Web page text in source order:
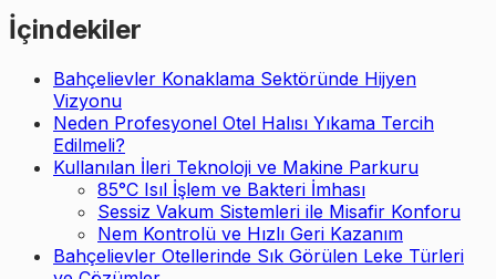
İçindekiler
Bahçelievler Konaklama Sektöründe Hijyen
Vizyonu
Neden Profesyonel Otel Halısı Yıkama Tercih
Edilmeli?
Kullanılan İleri Teknoloji ve Makine Parkuru
85°C Isıl İşlem ve Bakteri İmhası
Sessiz Vakum Sistemleri ile Misafir Konforu
Nem Kontrolü ve Hızlı Geri Kazanım
Bahçelievler Otellerinde Sık Görülen Leke Türleri